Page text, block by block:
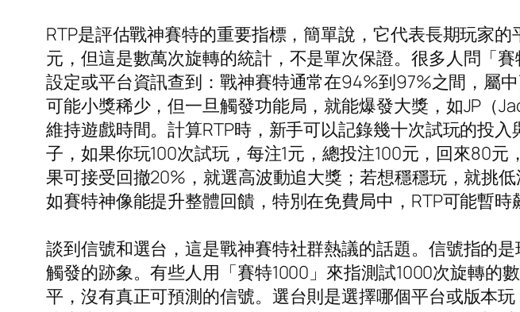
RTP是評估戰神賽特的重要指標，簡單說，它代表長期玩家
元，但這是數萬次旋轉的統計，不是單次保證。很多人問「
設定或平台資訊查到：戰神賽特通常在94%到97%之間，屬
可能小獎稀少，但一旦觸發功能局，就能爆發大獎，如JP（
維持遊戲時間。計算RTP時，新手可以記錄幾十次試玩的投
子，如果你玩100次試玩，每注1元，總投注100元，回來80
果可接受回撤20%，就選高波動追大獎；若想穩穩玩，就挑
如賽特神像能提升整體回饋，特別在免費局中，RTP可能暫時
談到信號和選台，這是戰神賽特社群熱議的話題。信號指的
觸發的跡象。有些人用「賽特1000」來指測試1000次旋轉的
平，沒有真正可預測的信號。選台則是選擇哪個平台或版本